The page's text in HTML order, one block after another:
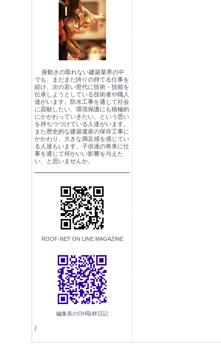
身動きの取れない建築業界の中
でも、まだまだ誇りの持てる仕事を
続け、次の若い世代に技術・技能を
伝承しようとしている技術者や職人
達がいます。防水工事を通じて社会
に貢献したい、環境保護にも積極的
にかかわっていきたい、という思い
を持ちつづけている人達がいます。
また歴史的な建築遺産の保存工事に
かかわり、大きな満足感を感じてい
る人達もいます。子供達の将来に仕
事を通じて何かいい影響を与えた
い、と思いませんか。
ROOF-NET ON LINE MAGAZINE
編集長のOH取材日記
/